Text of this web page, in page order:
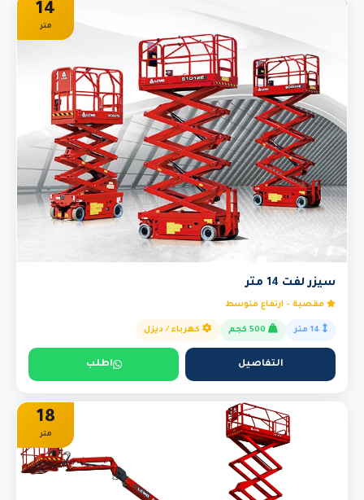
14
متر
سيزر لفت 14 متر
مقصية - ارتفاع متوسط
كهرباء / ديزل
التفاصيل اطلب
18
متر